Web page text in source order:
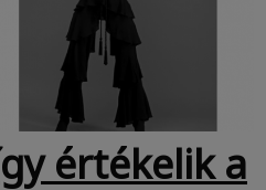
értékelik a